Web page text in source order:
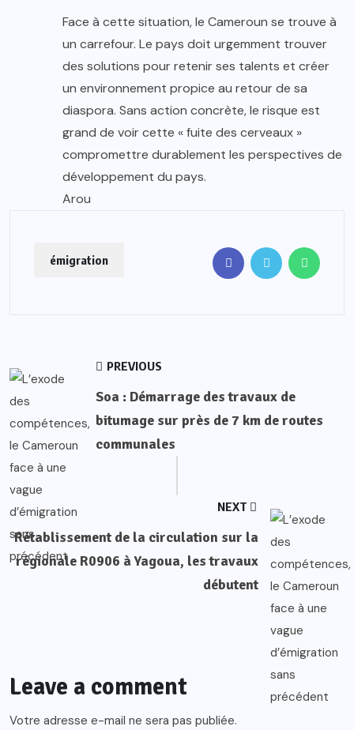
Face à cette situation, le Cameroun se trouve à
un carrefour. Le pays doit urgemment trouver
des solutions pour retenir ses talents et créer
un environnement propice au retour de sa
diaspora. Sans action concrète, le risque est
grand de voir cette « fuite des cerveaux »
compromettre durablement les perspectives de
développement du pays.
Arou
émigration
PREVIOUS
Soa : Démarrage des travaux de
bitumage sur près de 7 km de routes
communales
NEXT
Rétablissement de la circulation sur la
régionale R0906 à Yagoua, les travaux
débutent
Leave a comment
Votre adresse e-mail ne sera pas publiée.